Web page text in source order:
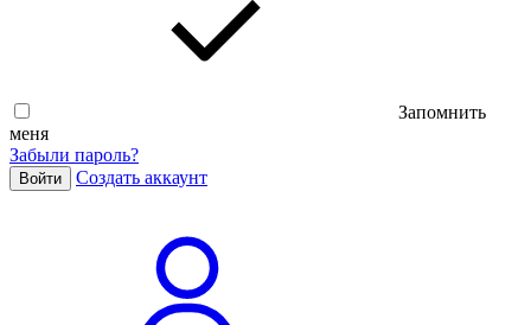
Запомнить
меня
Забыли пароль?
Войти Cоздать аккаунт